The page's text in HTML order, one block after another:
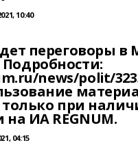
10:40
переговоры в
news/polit/
только при
ИА REGNUM.
04:15